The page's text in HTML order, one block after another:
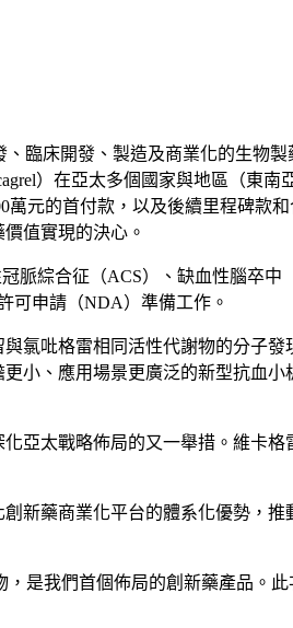
、臨床開發、製造及商業化的生物
）在亞太多個國家與地區（東
元的首付款，以及後續里程碑款
值實現的決心。
脈綜合征（ACS）、缺血性腦卒
可申請（NDA）準備工作。
氯吡格雷相同活性代謝物的分子
小、應用場景更廣泛的新型抗血小
亞太戰略佈局的又一舉措。維卡
新藥商業化平台的體系化優勢，
是我們首個佈局的創新藥產品。